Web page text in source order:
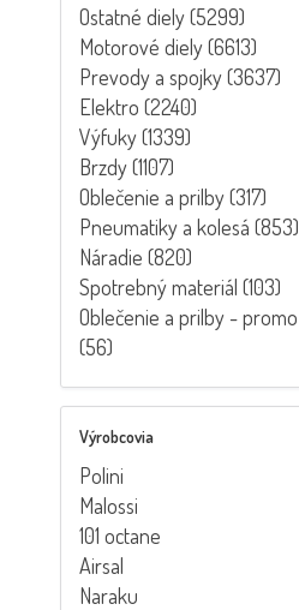
Ostatné diely (5299)
Motorové diely (6613)
Prevody a spojky (3637)
Elektro (2240)
Výfuky (1339)
Brzdy (1107)
Oblečenie a prilby (317)
Pneumatiky a kolesá (853)
Náradie (820)
Spotrebný materiál (103)
Oblečenie a prilby - promo
(56)
Výrobcovia
Polini
Malossi
101 octane
Airsal
Naraku